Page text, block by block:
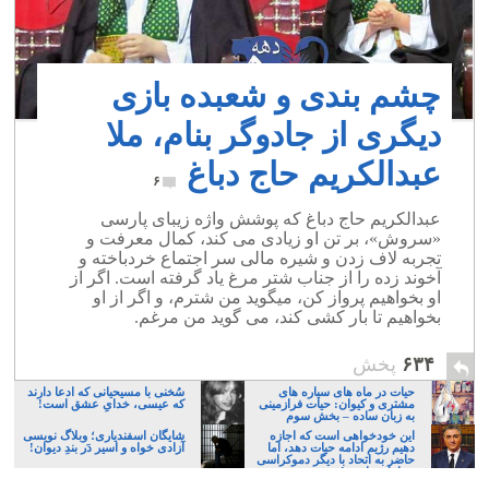
چشم بندی و شعبده بازی
دیگری از جادوگر بنام، ملا
عبدالکریم حاج دباغ
۶
عبدالکریم حاج دباغ که پوشش واژه زیبای پارسی
«سروش»، بر تن او زیادی می کند، کمال معرفت و
تجربه لاف زدن و شیره مالی سر اجتماع خردباخته و
آخوند زده را از جناب شتر مرغ یاد گرفته است. اگر از
او بخواهیم پرواز کن، میگوید من شترم، و اگر از او
بخواهیم تا بار کشی کند، می گوید من مرغم.
۶۳۴ پخش
حیات در ماه های سیاره های
مشتری و کیوان: حیات فرازمینی
به زبان ساده – بخش سوم
سُخنی با مسیحیانی که ادعا دارند
که عیسی، خدایِ عشق است!
این خودخواهی است که اجازه
دهیم رژیم ادامه حیات دهد، اما
حاضر به اتحاد با دیگر دموکراسی
خواهان نباشیم!
شایگان اسفندیاری؛ وبلاگ نویسی
آزادی خواه و اسیر دَر بندِ دیوان!